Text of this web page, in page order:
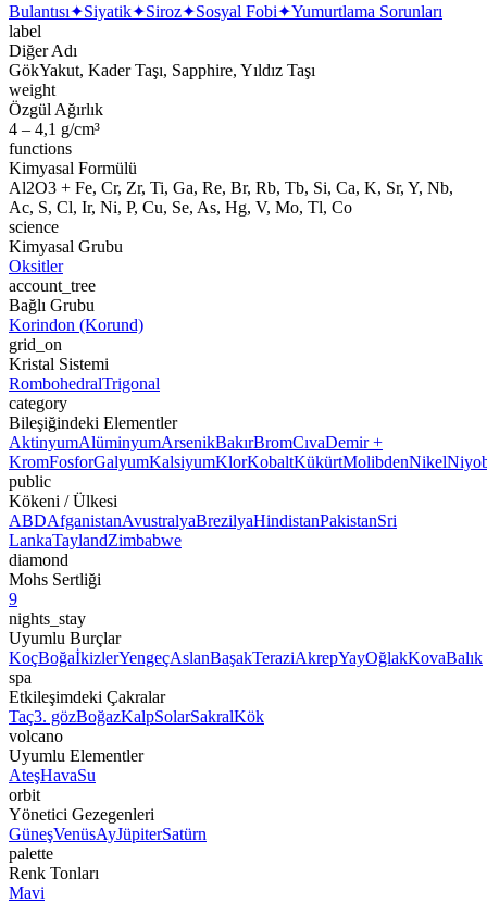
Bulantısı✦Siyatik✦Siroz✦Sosyal Fobi✦Yumurtlama Sorunları
label
Diğer Adı
GökYakut, Kader Taşı, Sapphire, Yıldız Taşı
weight
Özgül Ağırlık
4 – 4,1 g/cm³
functions
Kimyasal Formülü
Al2O3 + Fe, Cr, Zr, Ti, Ga, Re, Br, Rb, Tb, Si, Ca, K, Sr, Y, Nb,
Ac, S, Cl, Ir, Ni, P, Cu, Se, As, Hg, V, Mo, Tl, Co
science
Kimyasal Grubu
Oksitler
account_tree
Bağlı Grubu
Korindon (Korund)
grid_on
Kristal Sistemi
RombohedralTrigonal
category
Bileşiğindeki Elementler
AktinyumAlüminyumArsenikBakırBromCıvaDemir +
KromFosforGalyumKalsiyumKlorKobaltKükürtMolibdenNikel
public
Kökeni / Ülkesi
ABDAfganistanAvustralyaBrezilyaHindistanPakistanSri
LankaTaylandZimbabwe
diamond
Mohs Sertliği
9
nights_stay
Uyumlu Burçlar
KoçBoğaİkizlerYengeçAslanBaşakTeraziAkrepYayOğlakKovaBalık
spa
Etkileşimdeki Çakralar
Taç3. gözBoğazKalpSolarSakralKök
volcano
Uyumlu Elementler
AteşHavaSu
orbit
Yönetici Gezegenleri
GüneşVenüsAyJüpiterSatürn
palette
Renk Tonları
Mavi